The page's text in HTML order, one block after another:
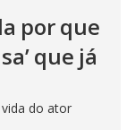
por que
que já
do ator